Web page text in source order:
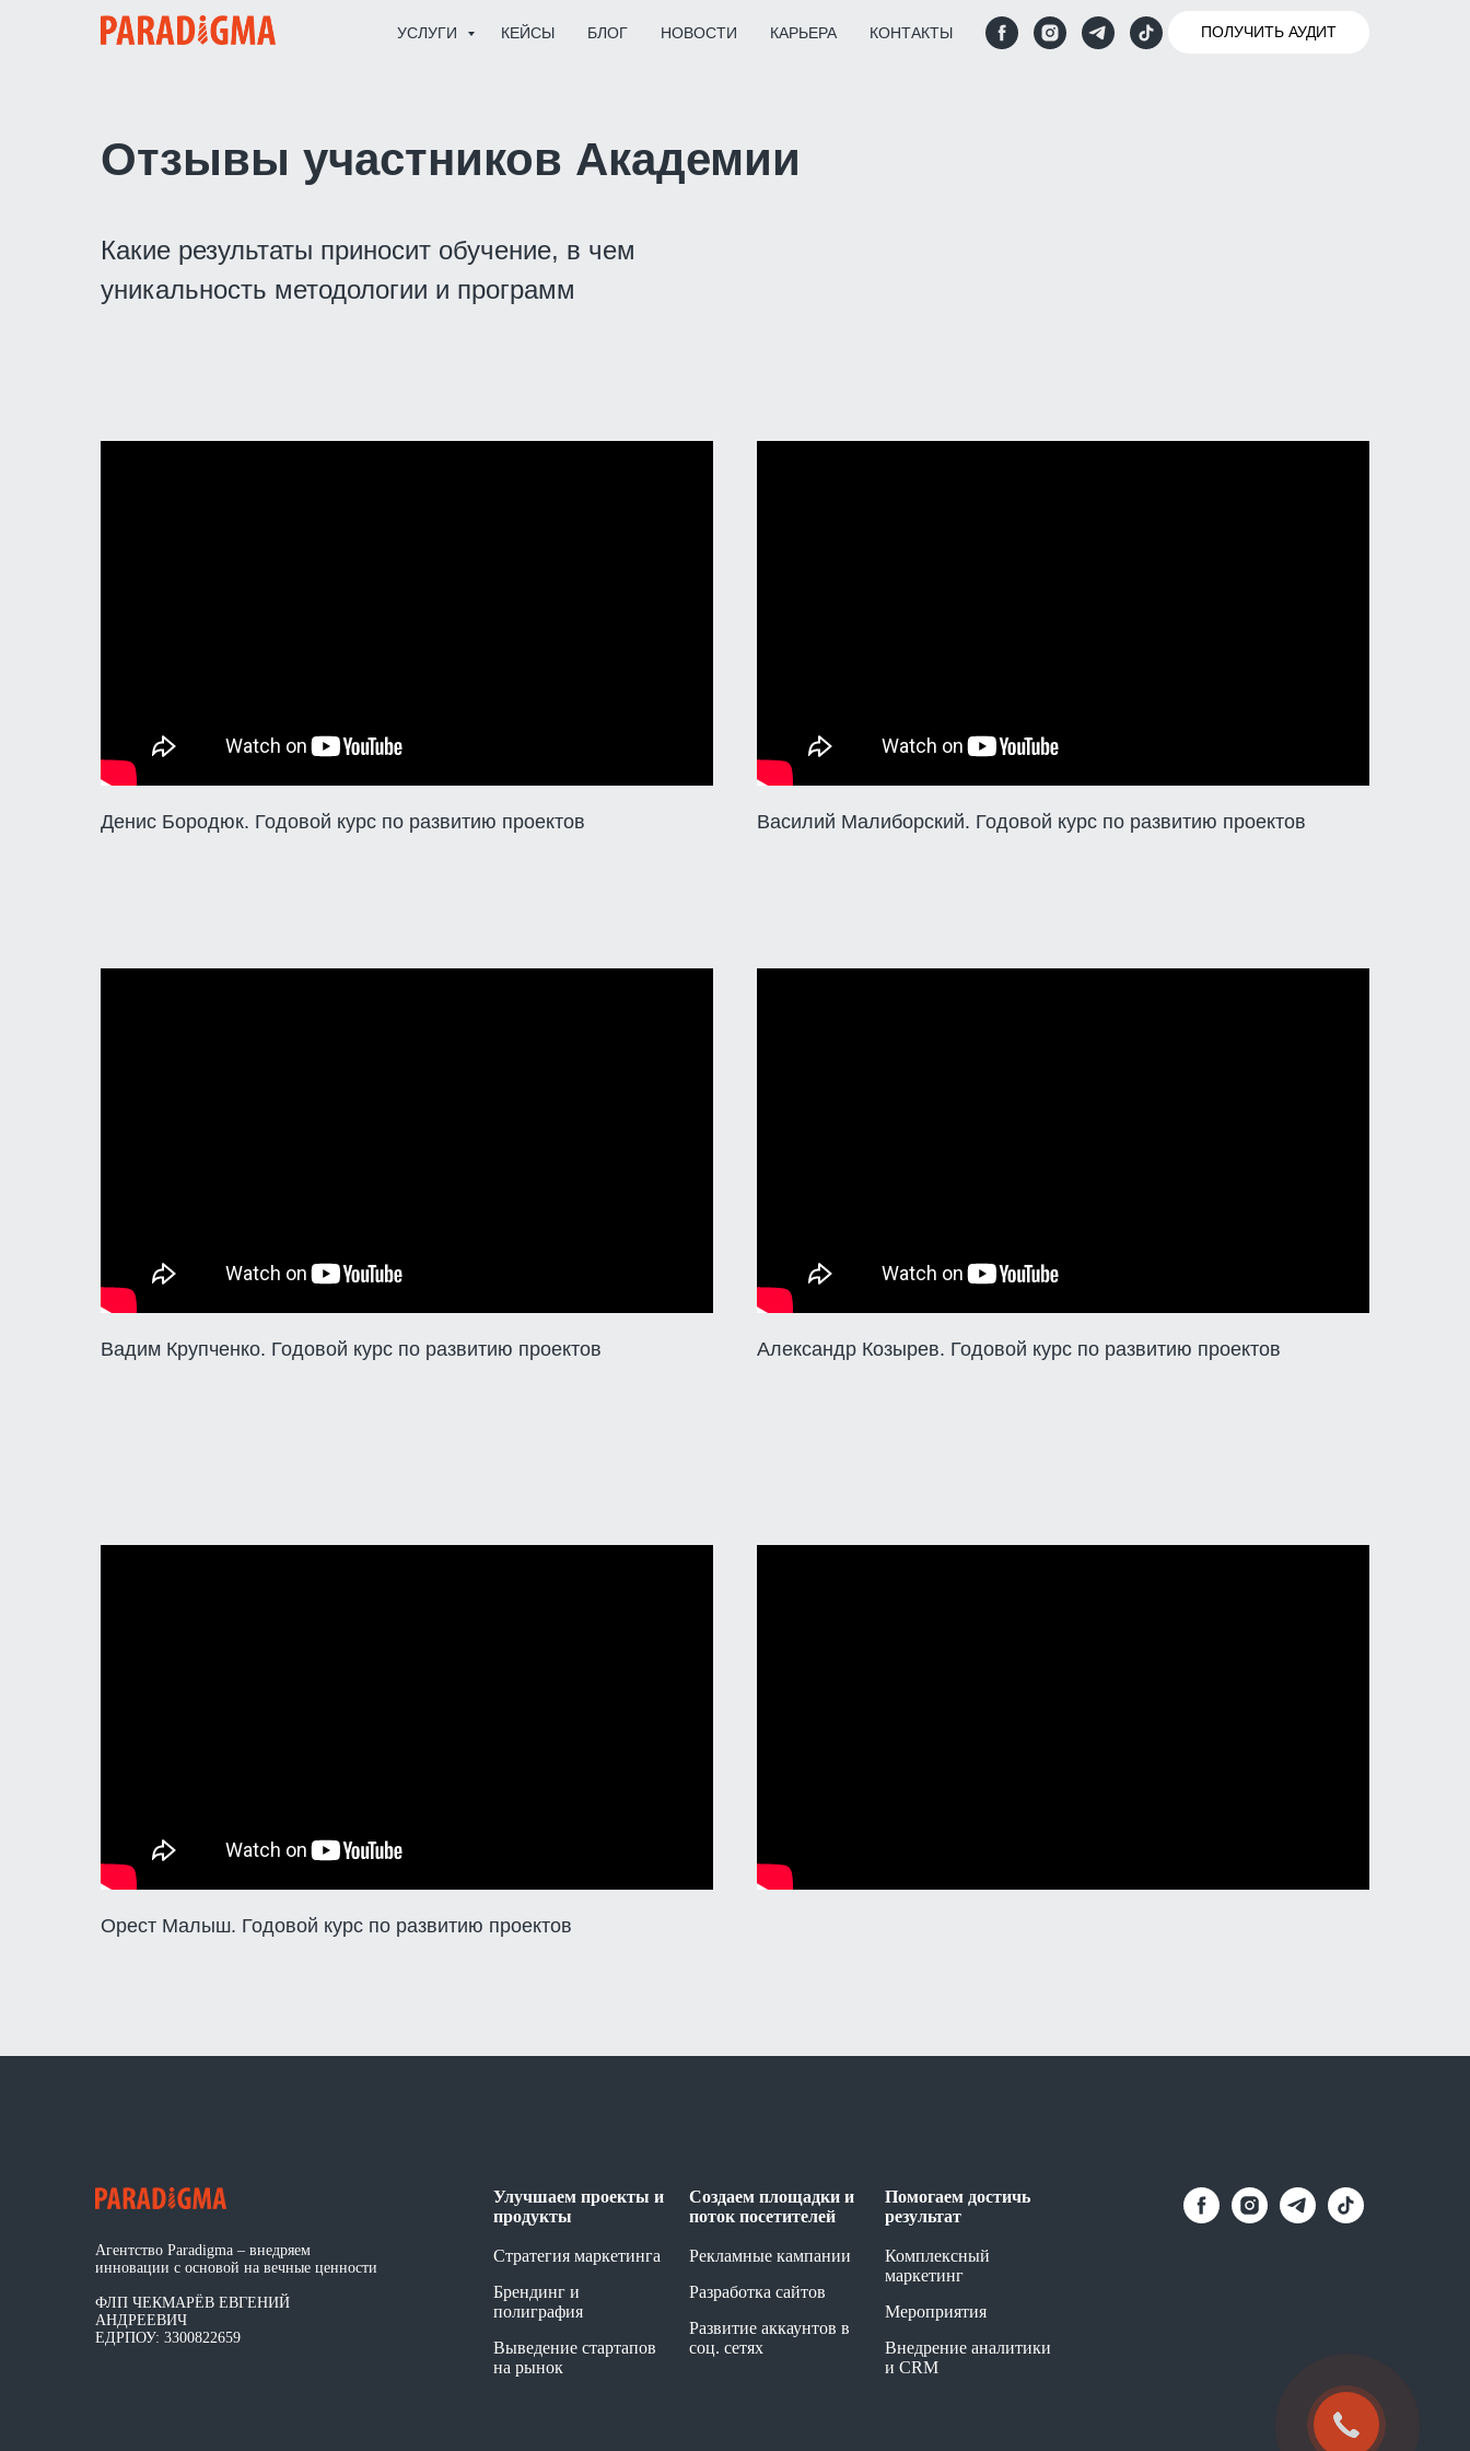
УСЛУГИ КЕЙСЫ БЛОГ НОВОСТИ КАРЬЕРА КОНТАКТЫ ПОЛУЧИТЬ АУДИТ
Отзывы участников Академии
Какие результаты приносит обучение, в чем
уникальность методологии и программ
Денис Бородюк. Годовой курс по развитию проектов Василий Малиборский. Годовой курс по развитию проектов
Вадим Крупченко. Годовой курс по развитию проектов Александр Козырев. Годовой курс по развитию проектов
Орест Малыш. Годовой курс по развитию проектов
Агентство Paradigma – внедряем
инновации с основой на вечные ценности
ФЛП ЧЕКМАРЁВ ЕВГЕНИЙ
АНДРЕЕВИЧ
ЕДРПОУ: 3300822659
Улучшаем проекты и
продукты
Стратегия маркетинга
Брендинг и
полиграфия
Выведение стартапов
на рынок
Создаем площадки и
поток посетителей
Рекламные кампании
Разработка сайтов
Развитие аккаунтов в
соц. сетях
Помогаем достичь
результат
Комплексный
маркетинг
Мероприятия
Внедрение аналитики
и CRM